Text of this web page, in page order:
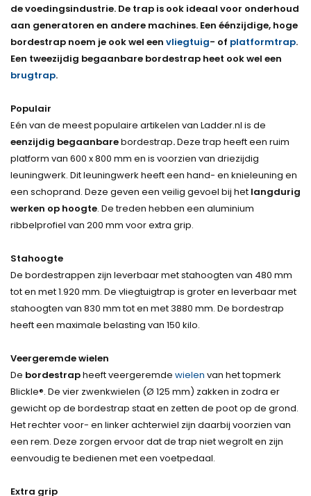
de voedingsindustrie. De trap is ook ideaal voor onderhoud
aan generatoren en andere machines. Een éénzijdige, hoge
bordestrap noem je ook wel een vliegtuig- of platformtrap.
Een tweezijdig begaanbare bordestrap heet ook wel een
brugtrap.
Populair
Eén van de meest populaire artikelen van Ladder.nl is de
eenzijdig begaanbarebordestrap.Deze trap heeft een ruim
platform van 600 x 800 mm en is voorzien van driezijdig
leuningwerk. Dit leuningwerk heeft een hand- en knieleuning en
een schoprand. Deze geven een veilig gevoel bij het langdurig
werken op hoogte. De treden hebben een aluminium
ribbelprofiel van 200 mm voor extra grip.
Stahoogte
De bordestrappen zijn leverbaar met stahoogten van 480 mm
tot en met 1.920 mm. De vliegtuigtrap is groter en leverbaar met
stahoogten van 830 mm tot en met 3880 mm. De bordestrap
heeft een maximale belasting van 150 kilo.
Veergeremde wielen
De bordestrapheeft veergeremde wielen van het topmerk
Blickle®. De vier zwenkwielen (Ø 125 mm) zakken in zodra er
gewicht op de bordestrap staat en zetten de poot op de grond.
Het rechter voor- en linker achterwiel zijn daarbij voorzien van
een rem. Deze zorgen ervoor dat de trap niet wegrolt en zijn
eenvoudig te bedienen met een voetpedaal.
Extra grip